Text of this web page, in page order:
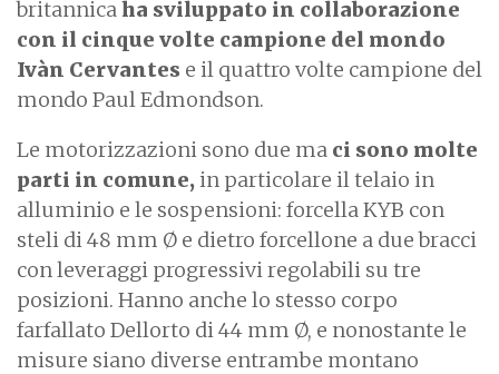
britannicaha sviluppato in collaborazione
con il cinque volte campione del mondo
Ivàn Cervantes e il quattro volte campione del
mondo Paul Edmondson.
Le motorizzazioni sono due ma ci sono molte
parti in comune,in particolare il telaio in
alluminio e le sospensioni: forcella KYB con
steli di 48 mm Ø e dietro forcellone a due bracci
con leveraggi progressivi regolabili su tre
posizioni. Hanno anche lo stesso corpo
farfallato Dellorto di 44 mm Ø, e nonostante le
misure siano diverse entrambe montano